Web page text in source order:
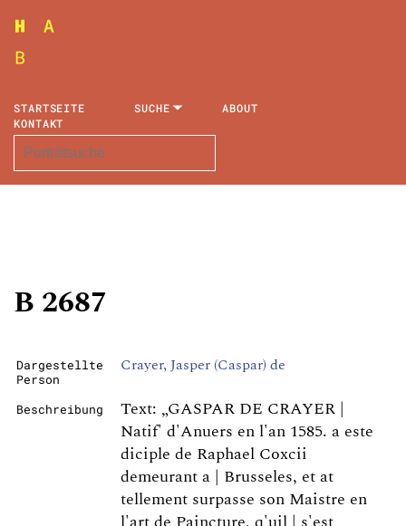
STARTSEITE SUCHE
ABOUT
KONTAKT
B 2687
Dargestellte
Person
Crayer, Jasper (Caspar) de
Beschreibung
Text: „GASPAR DE CRAYER |
Natif' d'Anuers en l'an 1585. a este
diciple de Raphael Coxcii
demeurant a | Brusseles, et at
tellement surpasse son Maistre en